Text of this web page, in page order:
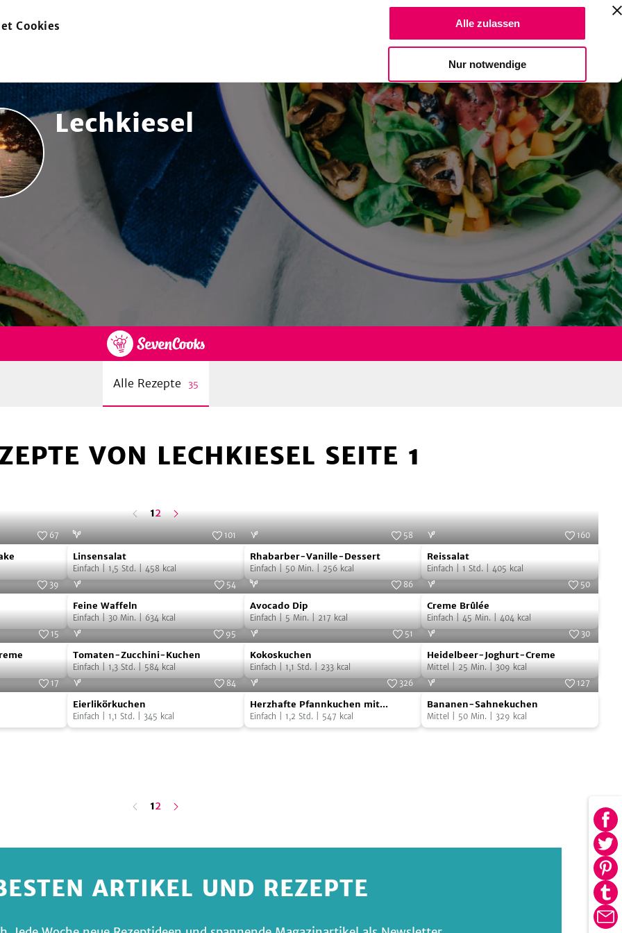
Cookies Alle zulassen
Nur notwendige
Spendiere einen Kaffee
Suche
Lechkiesel
Alle Rezepte 35
VON LECHKIESEL SEITE 1
1letzte
Seite
2 näcsteSeit
67
Linsensalat
101
Linsensalat
Einfach| 1,5 Std.| 458kcal
Rhabarber-
Vanille-
Dessert
58
Rhabarber-Vanille-Dessert
Einfach| 50 Min.| 256kcal
Reissalat
160
Reissalat
Einfach| 1 Std.| 405 kcal
39
Feine
Waffeln
54
Feine Waffeln
Einfach| 30 Min.| 634kcal
Avocado
Dip
86
Avocado Dip
Einfach| 5 Min.| 217 kcal
Creme
Brûlée
50
Creme Brûlée
Einfach| 45 Min.| 404kcal
15
Tomaten-
Zucchini-
Kuchen
95
Tomaten-Zucchini-Kuchen
Einfach| 1,3 Std.| 584kcal
Kokoskuchen
51
Kokoskuchen
Einfach| 1,1 Std.| 233kcal
Heidelbeer-
Joghurt-
Creme
30
Heidelbeer-Joghurt-Creme
Mittel 25 Min.| 309 kcal
17
Eierlikörkuchen
84
Eierlikörkuchen
Einfach 1,1 Std. 345 kcal
Herzhafte
Pfannkuchen
mit
326
Herzhafte Pfannkuchen mit
Spinatfüllung
Einfach 1,2 Std. 547 kcal
Bananen-
Sahnekuchen
127
Bananen-Sahnekuchen
Mittel 50 Min. 329 kcal
1letzte
2 näcsteSeit
E-
ARTIKEL UND REZEPTE